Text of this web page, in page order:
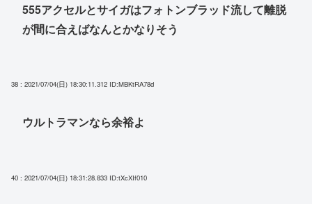
555アクセルとサイガはフォトンブラッド流して離脱
が間に合えばなんとかなりそう
38 : 2021/07/04(日) 18:30:11.312 ID:MBKtRA78d
ウルトラマンなら余裕よ
40 : 2021/07/04(日) 18:31:28.833 ID:tXcXIf010